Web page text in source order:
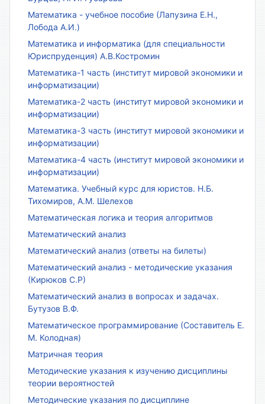
Математика - учебное пособие (Лапузина Е.Н.,
Лобода А.И.)
Математика и информатика (для специальности
Юриспруденция) А.В.Костромин
Математика-1 часть (институт мировой экономики и
информатизации)
Математика-2 часть (институт мировой экономики и
информатизации)
Математика-3 часть (институт мировой экономики и
информатизации)
Математика-4 часть (институт мировой экономики и
информатизации)
Математика. Учебный курс для юристов. Н.Б.
Тихомиров, А.М. Шелехов
Математическая логика и теория алгоритмов
Математический анализ
Математический анализ (ответы на билеты)
Математический анализ - методические указания
(Кирюков С.Р)
Математический анализ в вопросах и задачах.
Бутузов В.Ф.
Математическое программирование (Составитель Е.
М. Колодная)
Матричная теория
Методические указания к изучению дисциплины
теории вероятностей
Методические указания по дисциплине